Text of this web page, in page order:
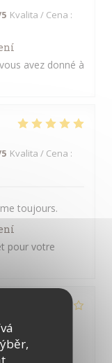
Kvalita / Cena :
avez donné à
Kvalita / Cena :
toujours.
pour votre
Kvalita / Cena